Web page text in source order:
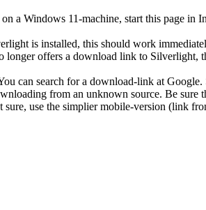
a Windows 11-machine, start this page in
is installed, this should work
longer offers a download link to Silverlight,
can search for a download-link at
from an unknown source. Be sure
sure, use the simplier mobile-version (link